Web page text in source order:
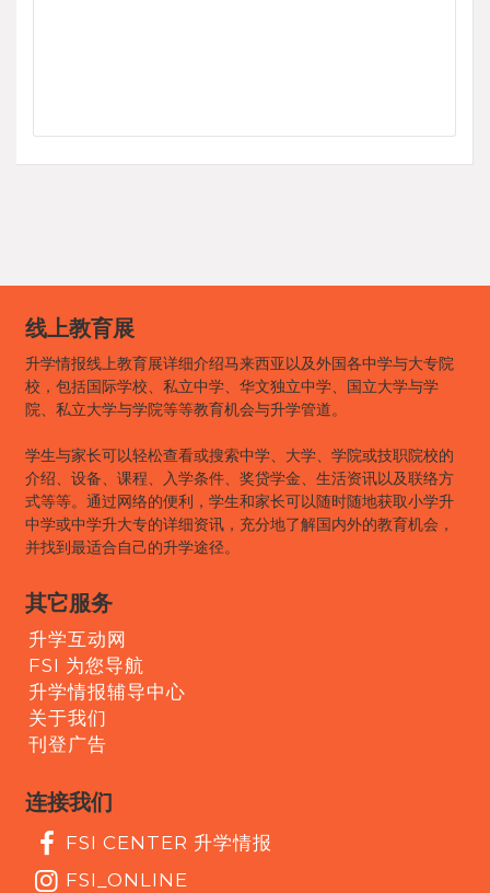
线上教育展
升学情报线上教育展详细介绍马来西亚以及外国各中学与大专院
校，包括国际学校、私立中学、华文独立中学、国立大学与学
院、私立大学与学院等等教育机会与升学管道。
学生与家长可以轻松查看或搜索中学、大学、学院或技职院校的
介绍、设备、课程、入学条件、奖贷学金、生活资讯以及联络方
式等等。通过网络的便利，学生和家长可以随时随地获取小学升
中学或中学升大专的详细资讯，充分地了解国内外的教育机会，
并找到最适合自己的升学途径。
其它服务
升学互动网
FSI 为您导航
升学情报辅导中心
关于我们
刊登广告
连接我们
FSI CENTER 升学情报
FSI_ONLINE